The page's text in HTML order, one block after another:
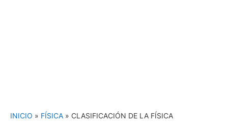
INICIO » FÍSICA » CLASIFICACIÓN DE LA FÍSICA